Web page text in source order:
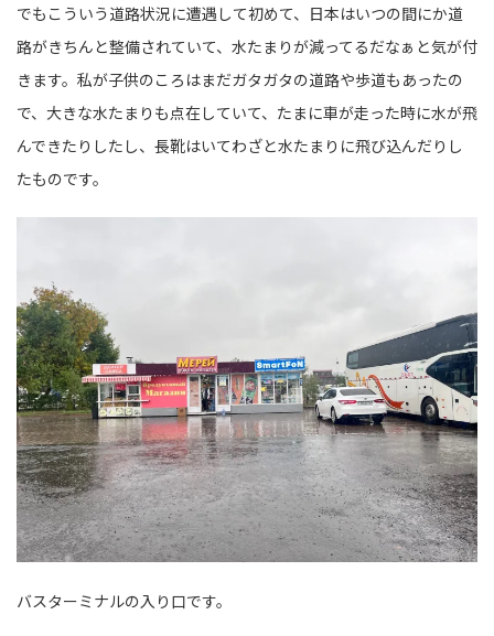
でもこういう道路状況に遭遇して初めて、日本はいつの間にか道
路がきちんと整備されていて、水たまりが減ってるだなぁと気が付
きます。私が子供のころはまだガタガタの道路や歩道もあったの
で、大きな水たまりも点在していて、たまに車が走った時に水が飛
んできたりしたし、長靴はいてわざと水たまりに飛び込んだりし
たものです。
バスターミナルの入り口です。